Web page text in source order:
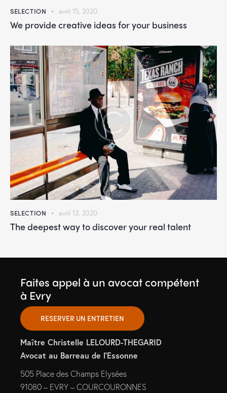
SELECTION avril 15, 2020
We provide creative ideas for your business
SELECTION avril 13, 2020
The deepest way to discover your real talent
Faites appel à un avocat compétent
à Evry
RESERVER UN ENTRETIEN
Maître Christelle LELOURD-THEGARID
Avocat au Barreau de l’Essonne
505 Place des Champs Elysées
91080 – EVRY – COURCOURONNES